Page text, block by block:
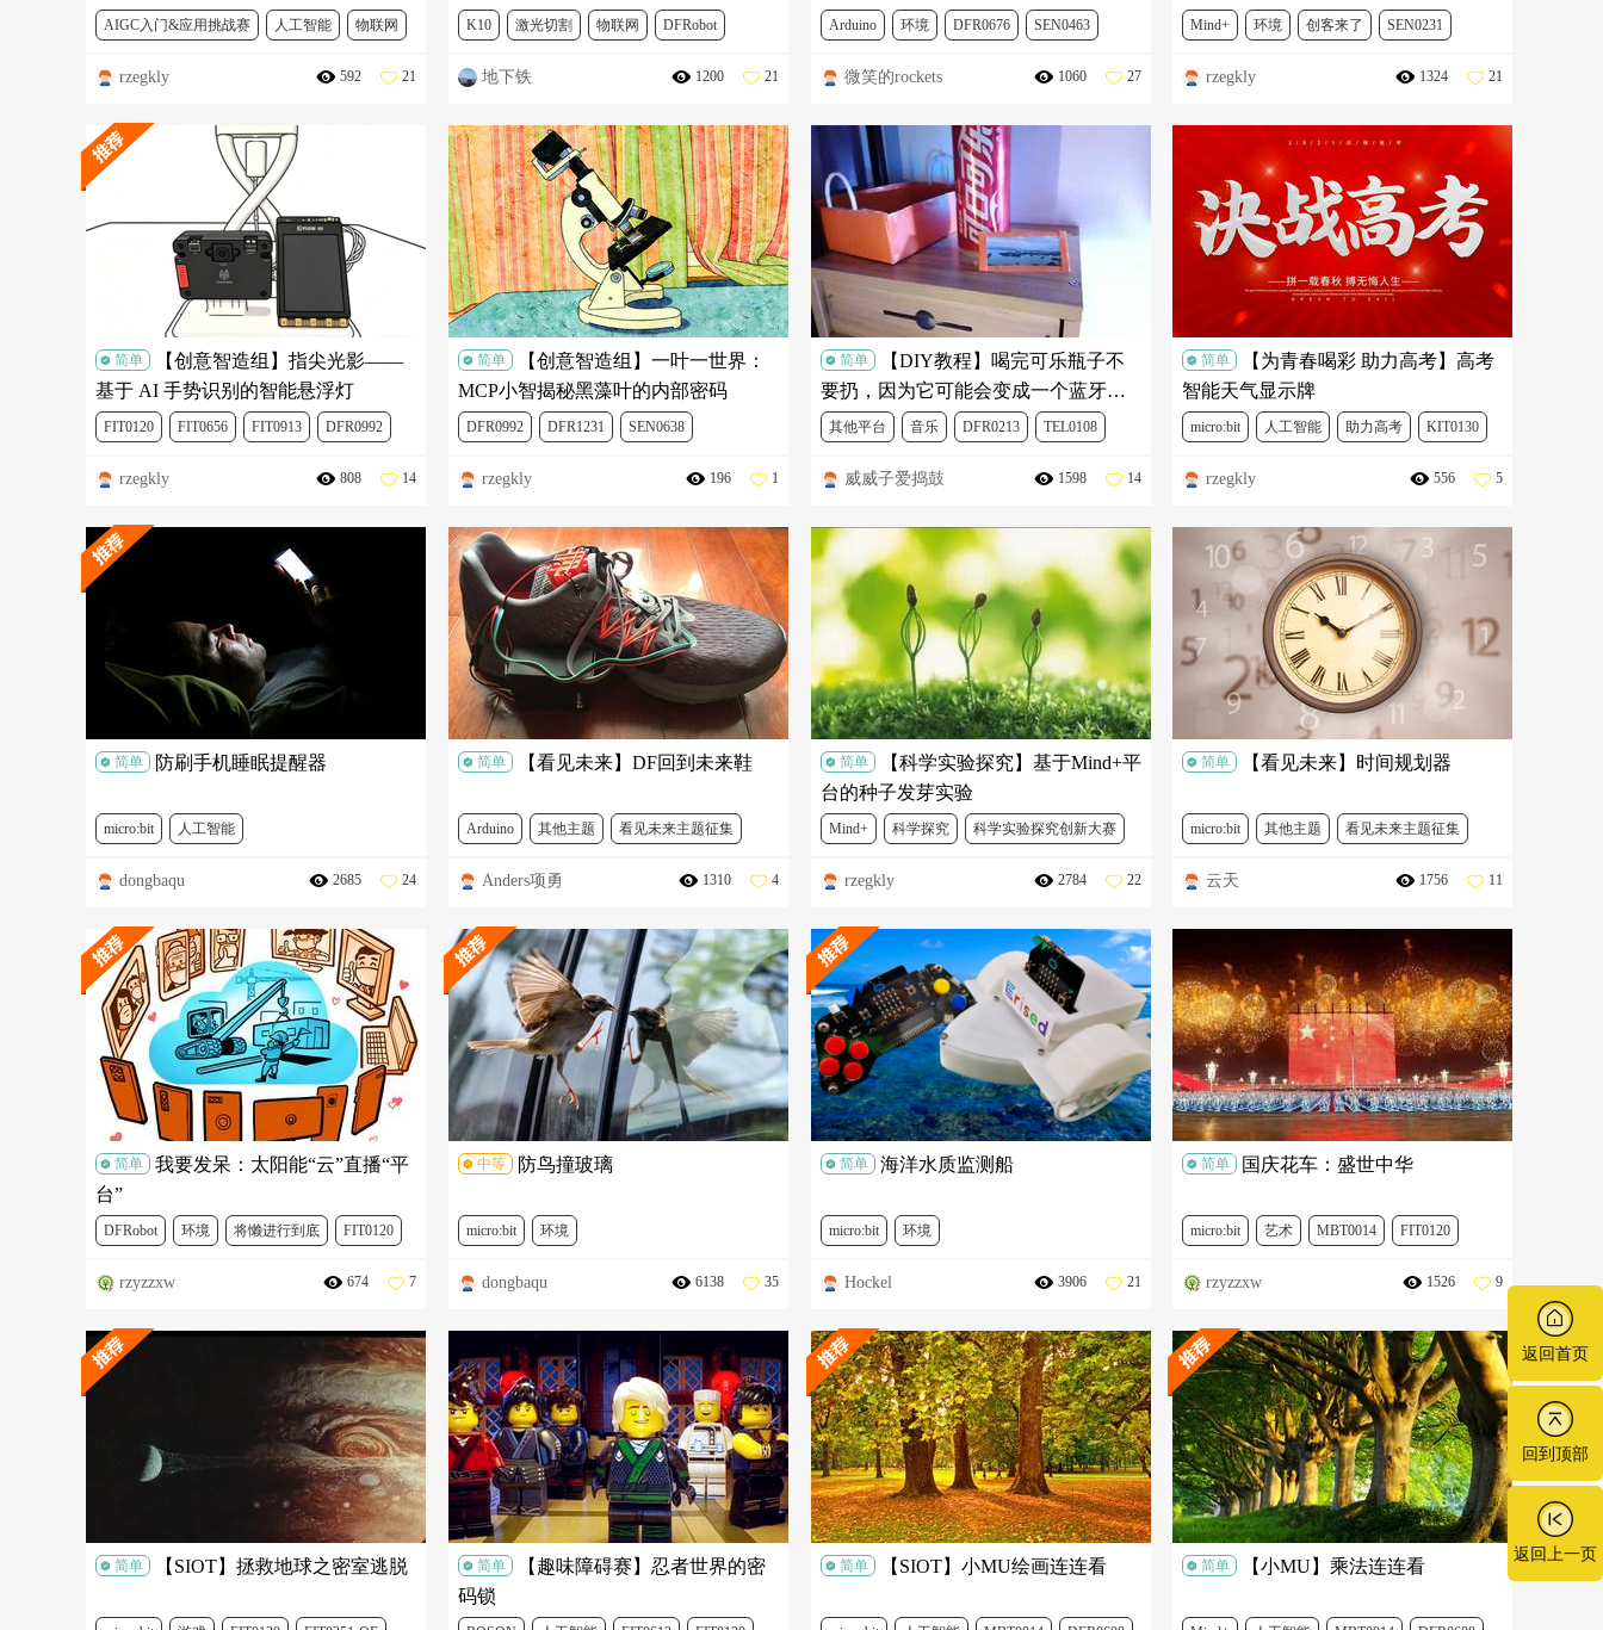
返回首页
回到顶部
返回上一页
AIGC入门&应用挑战赛 人工智能 物联网
DFR0992
rzegkly 592 21
K10 激光切割 物联网 DFRobot
行空板K10 FIT0641
FIT0120 FIT0902
地下铁 1200 21
Arduino 环境 DFR0676 SEN0463
FIT0120
微笑的rockets 1060 27
Mind+ 环境 创客来了 SEN0231
MBT0014 DFR0608 DFR0067
rzegkly 1324 21
简单
【创意智造组】指尖光影——
基于 AI 手势识别的智能悬浮灯
FIT0120 FIT0656 FIT0913 DFR0992
SEN0638 人工智能
Mind+ V2 模型训练挑战赛
rzegkly 808 14
简单
【创意智造组】一叶一世界：
MCP小智揭秘黑藻叶的内部密码
DFR0992 DFR1231 SEN0638
Mind+ V2 模型训练挑战赛 人工智能
科学探究 Mind+ FIT0120
rzegkly 196 1
简单
【DIY教程】喝完可乐瓶子不
要扔，因为它可能会变成一个蓝牙音
箱其他平台 音乐 DFR0213 TEL0108
FIT0120 FIT0750
威威子爱捣鼓 1598 14
简单
【为青春喝彩 助力高考】高考
智能天气显示牌
micro:bit 人工智能 助力高考 KIT0130
MBT0014 DFR0715
FIT0120
rzegkly 556 5
简单 防刷手机睡眠提醒器
micro:bit 人工智能
micro:bit全球青少年创意征集2021 FIT0120
DFR0518 DFR0026 DFR0608-1
MBT0014 DFR0469 FIT0030 KIT0130
DFR0760
dongbaqu 2685 24
简单 【看见未来】DF回到未来鞋
Arduino 其他主题 看见未来主题征集
DFR0575 SEN0315 DRI0044 FIT0120
Anders项勇 1310 4
简单
【科学实验探究】基于Mind+平
台的种子发芽实验
Mind+ 科学探究 科学实验探究创新大赛
DFR0608 FIT0120 MBT0014
rzegkly 2784 22
简单 【看见未来】时间规划器
micro:bit 其他主题 看见未来主题征集
FIT0120
云天 1756 11
简单
我要发呆：太阳能“云”直播“平
台”
DFRobot 环境 将懒进行到底 FIT0120
TEL0127
rzyzzxw 674 7
中等 防鸟撞玻璃
micro:bit 环境
micro:bit全球青少年创意征集 FIT0120
FIT0612 DFR0579
dongbaqu 6138 35
简单 海洋水质监测船
micro:bit 环境
micro:bit全球青少年创意征集 SEN0189
TEL0118 FIT0120 FIT0280 DFR0497
DFR0536 DFR0430 KIT0021
Hockel 3906 21
简单 国庆花车：盛世中华
micro:bit 艺术 MBT0014 FIT0120
DFR0534 KIT0130
SER0043 DFR0497 SER0039 DFR0548
rzyzzxw 1526 9
简单 【SIOT】拯救地球之密室逃脱 简单
【趣味障碍赛】忍者世界的密
码锁
简单 【SIOT】小MU绘画连连看 简单 【小MU】乘法连连看